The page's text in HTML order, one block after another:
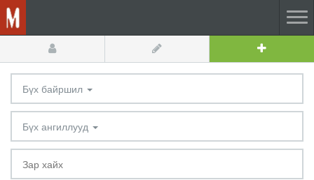
Бүх байршил
Бүх ангиллууд